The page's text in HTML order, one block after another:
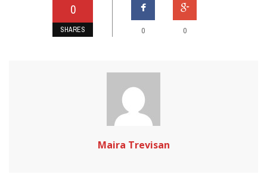
0
SHARES 0 0
Maira Trevisan